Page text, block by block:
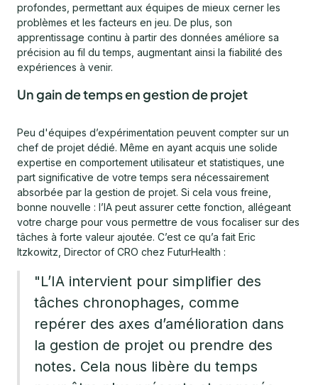
profondes, permettant aux équipes de mieux cerner les
problèmes et les facteurs en jeu. De plus, son
apprentissage continu à partir des données améliore sa
précision au fil du temps, augmentant ainsi la fiabilité des
expériences à venir.
Un gain de temps en gestion de projet
Peu d'équipes d’expérimentation peuvent compter sur un
chef de projet dédié. Même en ayant acquis une solide
expertise en comportement utilisateur et statistiques, une
part significative de votre temps sera nécessairement
absorbée par la gestion de projet. Si cela vous freine,
bonne nouvelle : l’IA peut assurer cette fonction, allégeant
votre charge pour vous permettre de vous focaliser sur des
tâches à forte valeur ajoutée. C’est ce qu’a fait Eric
Itzkowitz, Director of CRO chez FuturHealth :
"L’IA intervient pour simplifier des
tâches chronophages, comme
repérer des axes d’amélioration dans
la gestion de projet ou prendre des
notes. Cela nous libère du temps